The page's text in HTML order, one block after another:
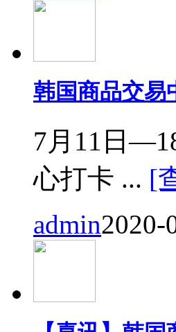
韩国商品交易
7月11日
心打卡 ... [
admin2020-